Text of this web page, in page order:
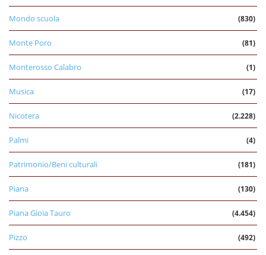
Mondo scuola (830)
Monte Poro (81)
Monterosso Calabro (1)
Musica (17)
Nicotera (2.228)
Palmi (4)
Patrimonio/Beni culturali (181)
Piana (130)
Piana Gioia Tauro (4.454)
Pizzo (492)